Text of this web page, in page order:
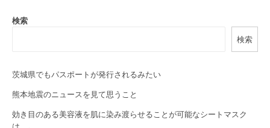
a
i
g
a
検索
検索
茨城県でもパスポートが発行されるみたい
熊本地震のニュースを見て思うこと
効き目のある美容液を肌に染み渡らせることが可能なシートマスク